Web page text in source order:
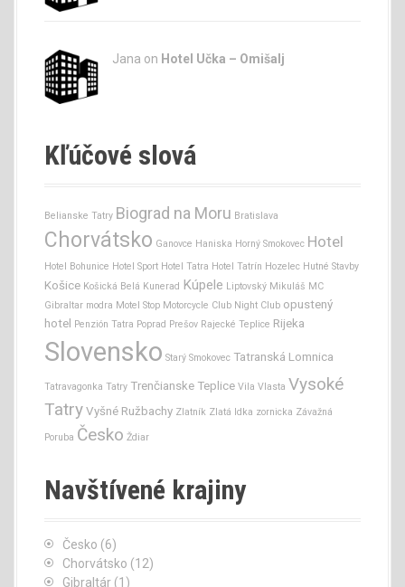
Jana on Hotel Učka – Omišalj
Kľúčové slová
Belianske Tatry Biograd na Moru Bratislava
Chorvátsko Ganovce Haniska Horný Smokovec Hotel
Hotel Bohunice Hotel Sport Hotel Tatra Hotel Tatrín Hozelec Hutné Stavby
Košice Košická Belá Kunerad Kúpele Liptovský Mikuláš MC
Gibraltar modra Motel Stop Motorcycle Club Night Club opustený
hotel Penzión Tatra Poprad Prešov Rajecké Teplice Rijeka
Slovensko Starý Smokovec Tatranská Lomnica
Tatravagonka Tatry Trenčianske Teplice Vila Vlasta Vysoké
Tatry Vyšné Ružbachy Zlatník Zlatá Idka zornicka Závažná
Poruba Česko Ždiar
Navštívené krajiny
Česko (6)
Chorvátsko (12)
Gibraltár (1)